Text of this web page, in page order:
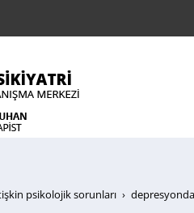
psikolojik sorunları